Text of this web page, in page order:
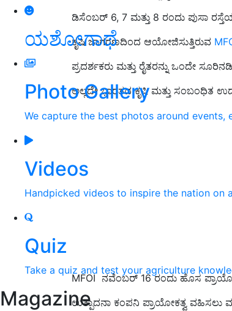
ಯಶೋಗಾಥೆ
Photo Gallery
We capture the best photos around
Videos
Handpicked videos to inspire the nation on
Quiz
Take a quiz and test your agriculture
Magazine
ಡಿಸೆಂಬರ್ 6, 7 ಮತ್ತು 8 ರಂದು ಪುಸಾ
ಕೃಷಿ ಜಾಗರಣದಿಂದ ಆಯೋಜಿಸುತ್ತಿರುವ
ಪ್ರದರ್ಶಕರು ಮತ್ತು ರೈತರನ್ನು ಒಂದೇ
ಅಲ್ಲದೇ ಭಾರತದ ಕೃಷಿ ಮತ್ತು ಸಂಬಂಧಿತ
MFOI ನವೆಂಬರ್ 16 ರಂದು ಹೊಸ
ಉತ್ಪಾದನಾ ಕಂಪನಿ ಪ್ರಾಯೋಕತ್ವ ವಹಿಸಲು